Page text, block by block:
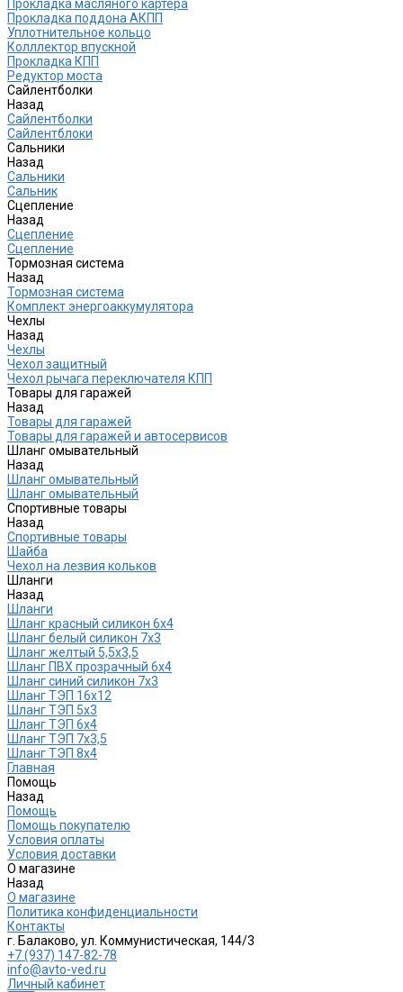
Прокладка масляного картера
Прокладка поддона АКПП
Уплотнительное кольцо
Колллектор впускной
Прокладка КПП
Редуктор моста
Сайлентболки
Назад
Сайлентболки
Сайлентблоки
Сальники
Назад
Сальники
Сальник
Сцепление
Назад
Сцепление
Сцепление
Тормозная система
Назад
Тормозная система
Комплект энергоаккумулятора
Чехлы
Назад
Чехлы
Чехол защитный
Чехол рычага переключателя КПП
Товары для гаражей
Назад
Товары для гаражей
Товары для гаражей и автосервисов
Шланг омывательный
Назад
Шланг омывательный
Шланг омывательный
Спортивные товары
Назад
Спортивные товары
Шайба
Чехол на лезвия кольков
Шланги
Назад
Шланги
Шланг красный силикон 6х4
Шланг белый силикон 7х3
Шланг желтый 5,5х3,5
Шланг ПВХ прозрачный 6х4
Шланг синий силикон 7х3
Шланг ТЭП 16х12
Шланг ТЭП 5х3
Шланг ТЭП 6х4
Шланг ТЭП 7х3,5
Шланг ТЭП 8х4
Главная
Помощь
Назад
Помощь
Помощь покупателю
Условия оплаты
Условия доставки
О магазине
Назад
О магазине
Политика конфиденциальности
Контакты
г. Балаково, ул. Коммунистическая, 144/3
+7 (937) 147-82-78
info@avto-ved.ru
Личный кабинет